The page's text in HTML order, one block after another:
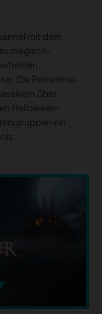
mit dem
magisch-
Die Primetime-
über
Halloween-
ein